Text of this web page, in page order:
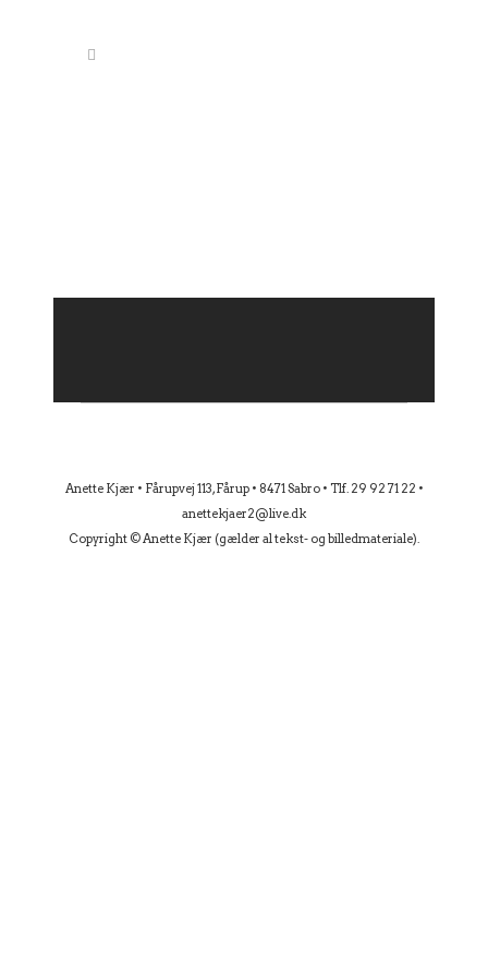
Anette Kjær • Fårupvej 113, Fårup • 8471 Sabro • Tlf. 29 92 71 22 •
anettekjaer2@live.dk
Copyright © Anette Kjær (gælder al tekst- og billedmateriale).